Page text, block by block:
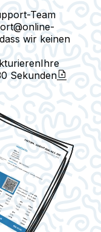
Team
wir keinen
Ihre
Sekunden